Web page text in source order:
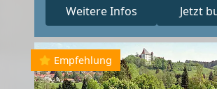
Weitere Infos Jetzt
Empfehlung